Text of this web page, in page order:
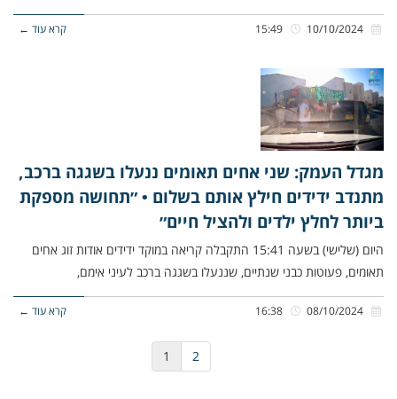
קרא עוד ←
מגדל העמק: שני אחים תאומים ננעלו בשגגה ברכב,
מתנדב ידידים חילץ אותם בשלום • ״תחושה מספקת
ביותר לחלץ ילדים ולהציל חיים״
היום (שלישי) בשעה 15:41 התקבלה קריאה במוקד ידידים אודות זוג אחים
תאומים, פעוטות כבני שנתיים, שננעלו בשגגה ברכב לעיני אימם,
קרא עוד ←
1 2